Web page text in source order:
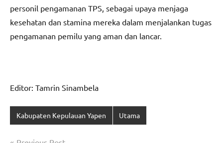
personil pengamanan TPS, sebagai upaya menjaga
kesehatan dan stamina mereka dalam menjalankan tugas
pengamanan pemilu yang aman dan lancar.
Editor: Tamrin Sinambela
Kabupaten Kepulauan Yapen Utama